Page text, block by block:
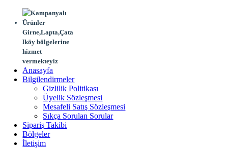
Girne,Lapta,Çata
lköy bölgelerine
hizmet
vermekteyiz
Anasayfa
Bilgilendirmeler
Gizlilik Politikası
Üyelik Sözleşmesi
Mesafeli Satış Sözleşmesi
Sıkça Sorulan Sorular
Sipariş Takibi
Bölgeler
İletişim